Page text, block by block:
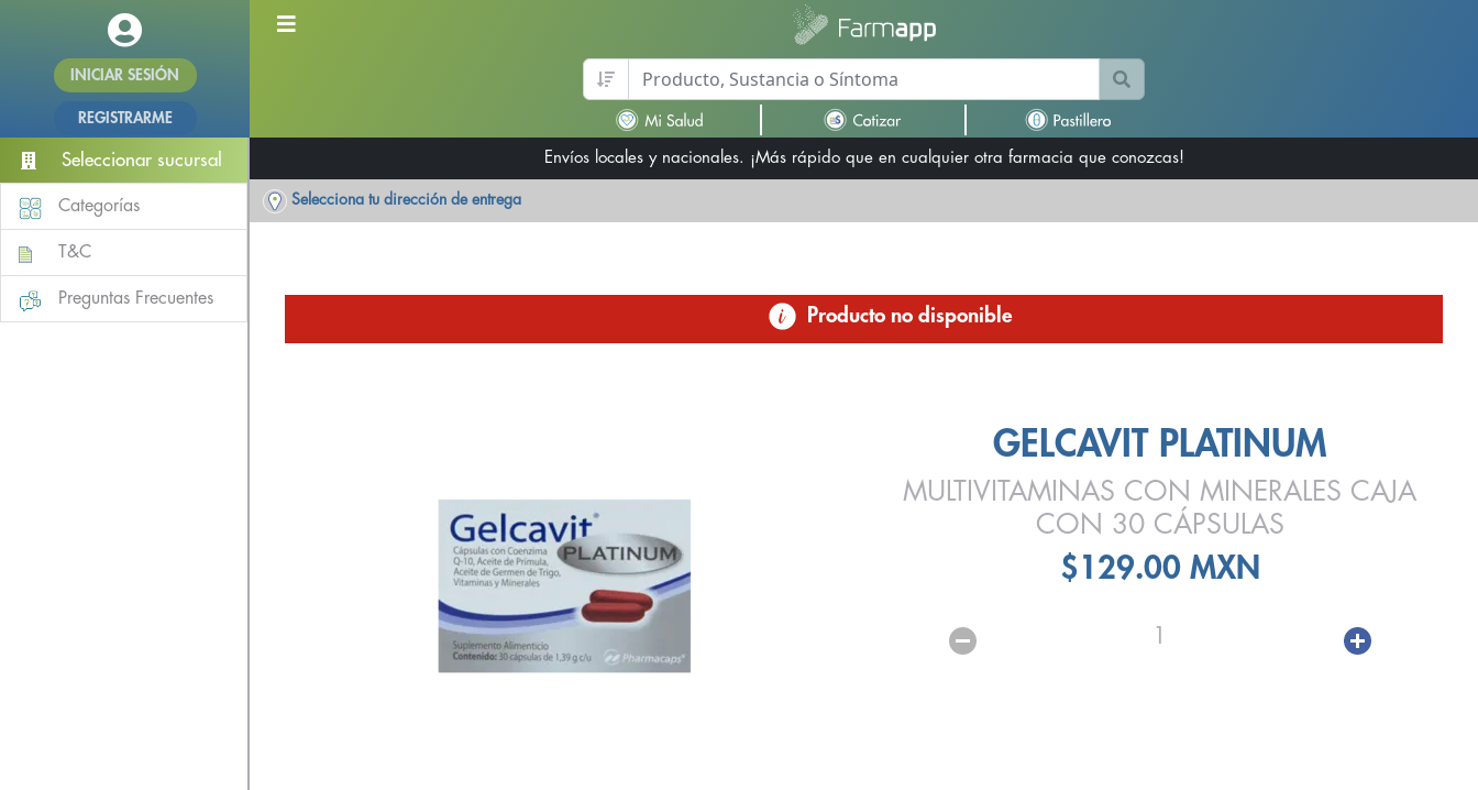
INICIAR SESIÓN
REGISTRARME
Seleccionar sucursal
Categorías
T&C
Preguntas Frecuentes
Envíos locales y nacionales. ¡Más rápido que en cualquier otra farmacia que conozcas!
Selecciona tu dirección de entrega
Producto no disponible
GELCAVIT PLATINUM
MULTIVITAMINAS CON MINERALES CAJA
CON 30 CÁPSULAS
$129.00 MXN
1